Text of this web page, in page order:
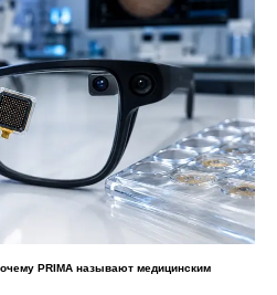
PRIMA называют медицинским